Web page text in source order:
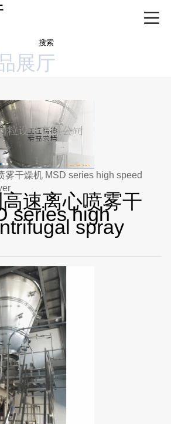
搜索
展厅
雾干燥机 MSD series high speed
速离心喷雾干
series high
spray